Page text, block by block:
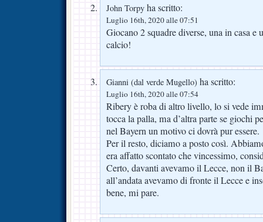
John Torpy ha scritto:
Luglio 16th, 2020 alle 07:51
Giocano 2 squadre diverse, una in casa e
calcio!
Gianni (dal verde Mugello) ha scritto:
Luglio 16th, 2020 alle 07:54
Ribery è roba di altro livello, lo si vede
tocca la palla, ma d’altra parte se giochi
nel Bayern un motivo ci dovrà pur essere.
Per il resto, diciamo a posto così.
era affatto scontato che vincessimo,
Certo, davanti avevamo il Lecce, non il
all’andata avevamo di fronte il Lecce e
bene, mi pare.